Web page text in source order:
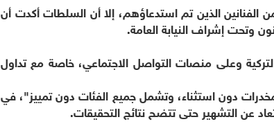
الفنانين الذين تم استدعاؤهم، إلا أن السلطات أكدت أن
وتحت إشراف النيابة العامة.
وعلى منصات التواصل الاجتماعي، خاصة مع تداول
دون استثناء، وتشمل جميع الفئات دون تمييز"، في
عن التشهير حتى تتضح نتائج التحقيقات.